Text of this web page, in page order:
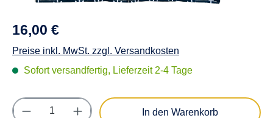
16,00 €
Preise inkl. MwSt. zzgl. Versandkosten
Sofort versandfertig, Lieferzeit 2-4 Tage
Produkt Anzahl: Gib den gewünschten
In den Warenkorb